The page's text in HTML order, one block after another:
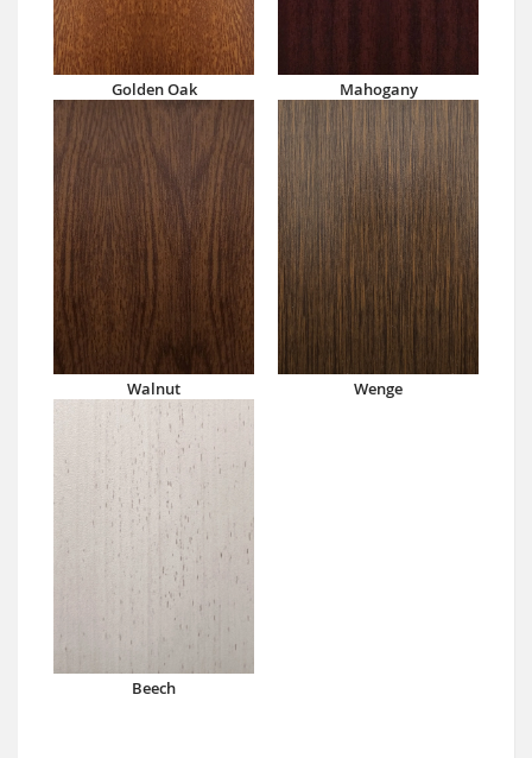
Golden Oak Mahogany
Walnut Wenge
Beech